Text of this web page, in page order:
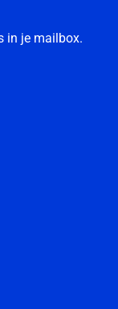
in je mailbox.